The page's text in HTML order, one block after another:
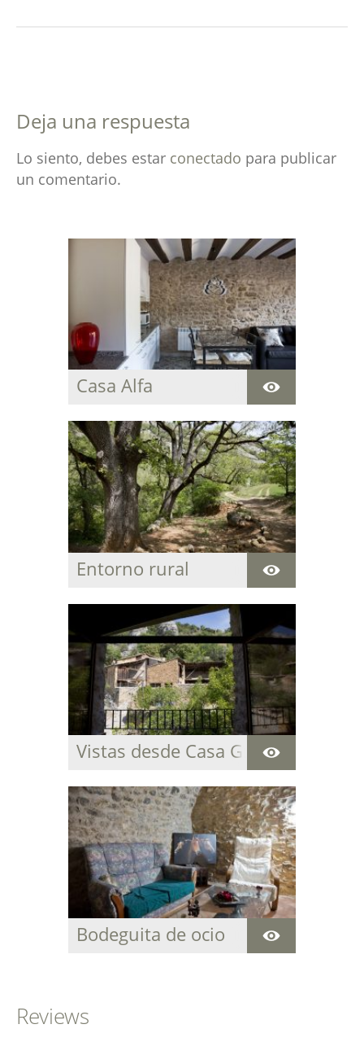
Deja una respuesta
Lo siento, debes estar conectado para publicar
un comentario.
Casa Alfa
centenaria para
descansar y disfrutar
de la paz y del entorno
natural que rodea la
estancia.
Entorno rural
Vistas desde Casa Grabiel
Bodeguita de ocio
Reviews